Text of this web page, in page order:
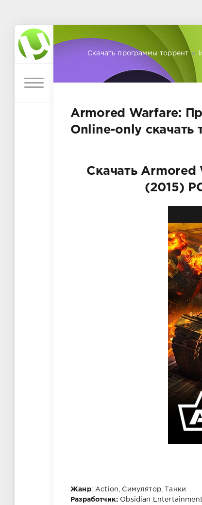
Скачать программы торрент »
Armored Warfare:
Online-only скачать
Скачать Armored
(2015)
Жанр: Action, Симулятор, Танки
Разработчик: Obsidian Entertainment